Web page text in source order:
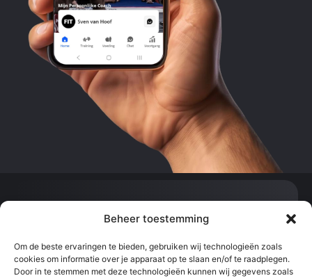
Beheer toestemming
Om de beste ervaringen te bieden, gebruiken wij technologieën zoals
cookies om informatie over je apparaat op te slaan en/of te raadplegen.
Door in te stemmen met deze technologieën kunnen wij gegevens zoals
info@svenvanhoof.com
0613377542
Sportcentrum Kralingen, Slaak, Rotterdam